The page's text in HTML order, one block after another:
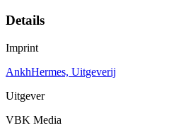
Details
Imprint
AnkhHermes, Uitgeverij
Uitgever
VBK Media